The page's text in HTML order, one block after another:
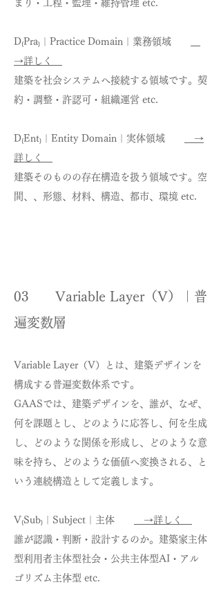
まり・工程・監理・維持管理 etc.
D₍Pra₎｜Practice Domain｜業務領域
→詳しく
建築を社会システムへ接続する領域です。契
約・調整・許認可・組織運営 etc.
D₍Ent₎｜Entity Domain｜実体領域
→
詳しく
建築そのものの存在構造を扱う領域です。空
間、、形態、材料、構造、都市、環境 etc.
03 Variable Layer（V）｜普
遍変数層
Variable Layer（V）とは、建築デザインを
構成する普遍変数体系です。
GAASでは、建築デザインを、誰が、なぜ、
何を課題とし、どのように応答し、何を生成
し、どのような関係を形成し、どのような意
味を持ち、どのような価値へ変換される、と
いう連続構造として定義します。
V₍Sub₎｜Subject｜主体
→詳しく
誰が認識・判断・設計するのか。建築家主体
型利用者主体型社会・公共主体型AI・アル
ゴリズム主体型 etc.